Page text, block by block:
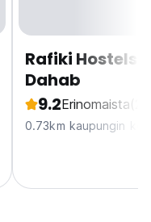
Rafiki Hostels -
Dahab
9.2Erinomaista
0.73km kaupungin